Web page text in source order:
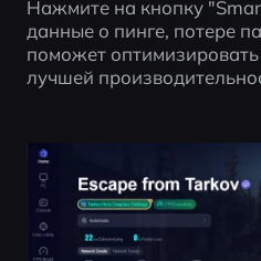
Нажмите на кнопку
данные о пинге, потере
поможет
лучшей